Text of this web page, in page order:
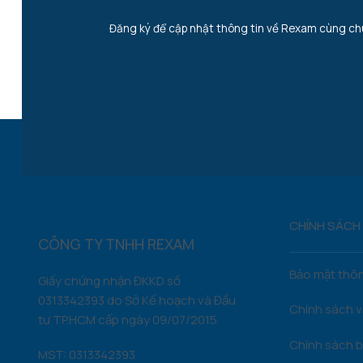
​Đăng ký để cập nhật thông tin về Rexam cùng
CÔNG TY TNHH REXAM
Giấy chứng nhận ĐKKD số
0313342393 do Sở Kế hoạch và Đầu
tư TP.HCM cấp ngày 09/07/2015
MST: 0313342393
CHÍNH SÁCH
Bảo mật
Chính sách
Chính sách